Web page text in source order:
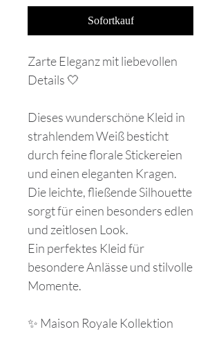
Sofortkauf
Zarte Eleganz mit liebevollen
Details 🤍
Dieses wunderschöne Kleid in
strahlendem Weiß besticht
durch feine florale Stickereien
und einen eleganten Kragen.
Die leichte, fließende Silhouette
sorgt für einen besonders edlen
und zeitlosen Look.
Ein perfektes Kleid für
besondere Anlässe und stilvolle
Momente.
✨ Maison Royale Kollektion